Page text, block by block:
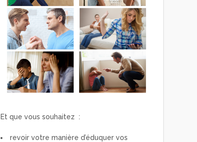
Et que vous souhaitez :
revoir votre manière d’éduquer vos